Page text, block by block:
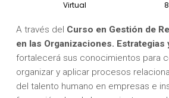
Virtual
A través del Curso en Gestión de
en las Organizaciones. Estrategias
fortalecerá sus conocimientos para
organizar y aplicar procesos
del talento humano en empresas e